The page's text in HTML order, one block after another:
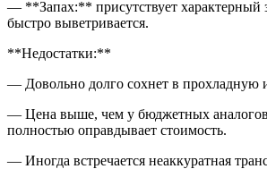
— **Запах:** присутствует характерный
быстро выветривается.
**Недостатки:**
— Довольно долго сохнет в прохладную
— Цена выше, чем у бюджетных
полностью оправдывает стоимость.
— Иногда встречается неаккуратная